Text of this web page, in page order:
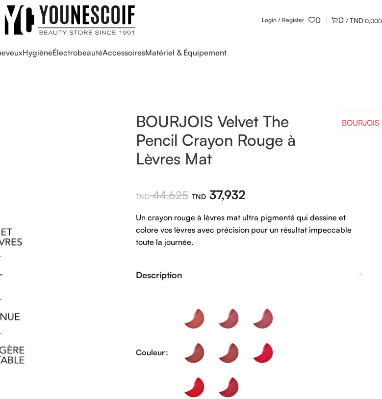
Login / Register 0 0 / 0,000
HygièneÉlectrobeautéAccessoiresMatériel & Équipement
BOURJOIS Velvet The
Pencil Crayon Rouge à
Lèvres Mat
BOURJOIS
44,625 37,932
Un crayon rouge à lèvres mat ultra pigmenté qui dessine et
colore vos lèvres avec précision pour un résultat impeccable
toute la journée.
Description
Couleur